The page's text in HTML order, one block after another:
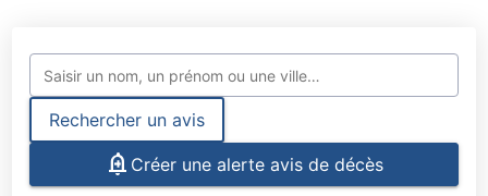
Rechercher un avis
Créer une alerte avis de décès